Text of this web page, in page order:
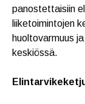
panostettaisiin
liiketoimintojen
huoltovarmuus
keskiössä.